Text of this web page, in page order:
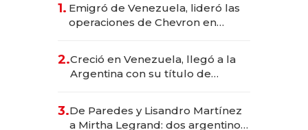
1. Emigró de Venezuela, lideró las
operaciones de Chevron en
2.Creció en Venezuela, llegó a la
Argentina con su título de
las marcas "fast premium"
3.De Paredes y Lisandro Martínez
a Mirtha Legrand: dos argentinos